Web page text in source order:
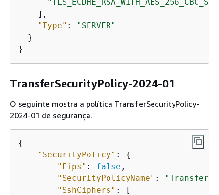
    ],
"Type" :
"SERVER"
  }
}
TransferSecurityPolicy-2024-01
O seguinte mostra a política TransferSecurityPolicy-
2024-01 de segurança.
{
"SecurityPolicy" : {
"Fips" : false ,
"SecurityPolicyName" :
"SshCiphers" : [